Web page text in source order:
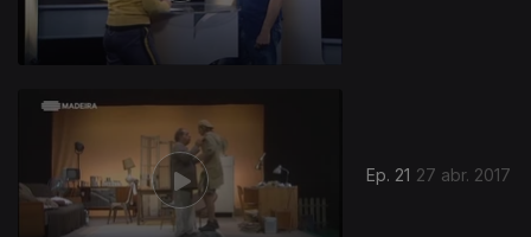
Ep. 21 27 abr. 2017